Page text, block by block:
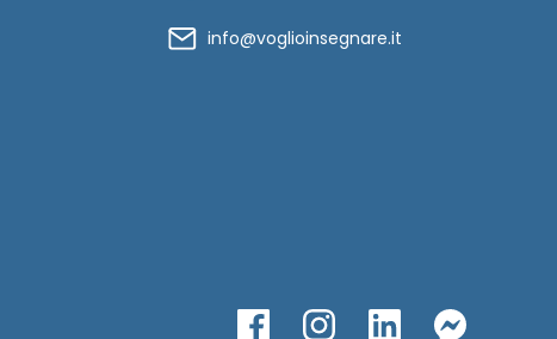
info@voglioinsegnare.it